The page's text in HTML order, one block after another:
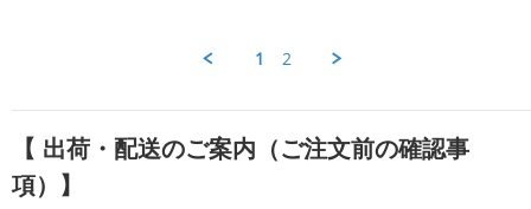
2
n
1
F
e
ソ
ト
巾
木
w
y
1 2
【 出荷・配送のご案内（ご注文前の確認事
項）】